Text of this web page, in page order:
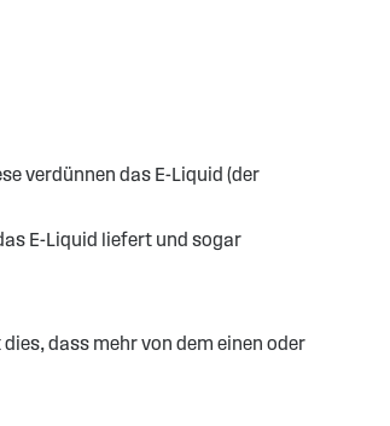
verdünnen das E-Liquid (der
E-Liquid liefert und sogar
dass mehr von dem einen oder